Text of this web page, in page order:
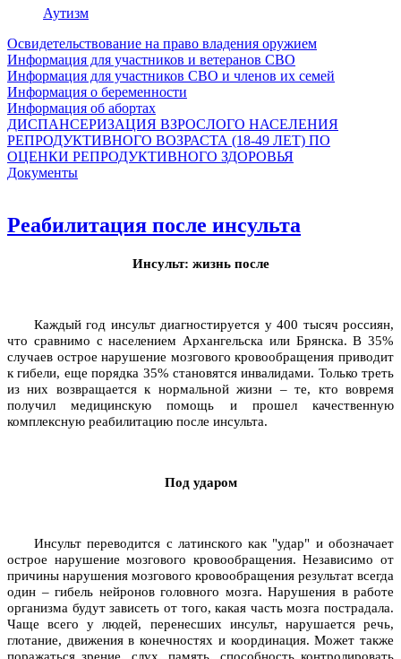
Аутизм
Освидетельствование на право владения оружием
Информация для участников и ветеранов СВО
Информация для участников СВО и членов их семей
Информация о беременности
Информация об абортах
ДИСПАНСЕРИЗАЦИЯ ВЗРОСЛОГО НАСЕЛЕНИЯ
РЕПРОДУКТИВНОГО ВОЗРАСТА (18-49 ЛЕТ) ПО
ОЦЕНКИ РЕПРОДУКТИВНОГО ЗДОРОВЬЯ
Документы
Реабилитация после инсульта
Инсульт: жизнь после
Каждый год инсульт диагностируется у 400 тысяч россиян,
что сравнимо с населением Архангельска или Брянска. В 35%
случаев острое нарушение мозгового кровообращения приводит
к гибели, еще порядка 35% становятся инвалидами. Только треть
из них возвращается к нормальной жизни – те, кто вовремя
получил медицинскую помощь и прошел качественную
комплексную реабилитацию после инсульта.
Под ударом
Инсульт переводится с латинского как "удар" и обозначает
острое нарушение мозгового кровообращения. Независимо от
причины нарушения мозгового кровообращения результат всегда
один – гибель нейронов головного мозга. Нарушения в работе
организма будут зависеть от того, какая часть мозга пострадала.
Чаще всего у людей, перенесших инсульт, нарушается речь,
глотание, движения в конечностях и координация. Может также